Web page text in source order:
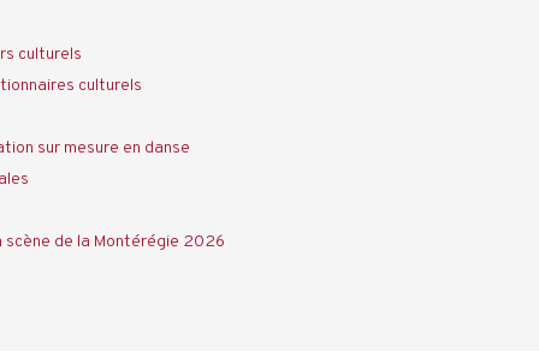
culturels
culturels
sur mesure en danse
de la Montérégie 2026